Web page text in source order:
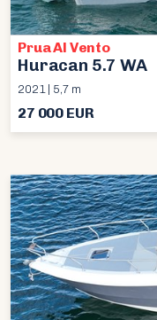
Prua Al Vento
Huracan 5.7 WA
2021 | 5,7 m
27 000 EUR